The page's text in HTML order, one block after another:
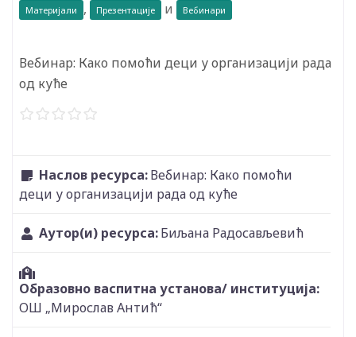
Материјали , Презентације и Вебинари
Вебинар: Како помоћи деци у организацији рада
од куће
Наслов ресурса:Вебинар: Како помоћи
деци у организацији рада од куће
Аутор(и) ресурса:Биљана Радосављевић
Образовно васпитна установа/ институција:
ОШ „Мирослав Антић“